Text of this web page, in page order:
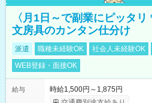
〈月1日～で副業にピッタリ
文房具のカンタン仕分け
派遣 職種未経験OK 社会人未経験OK
WEB登録・面接OK
給与
時給1,500円～1,875円